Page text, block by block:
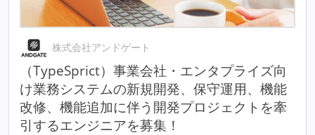
株式会社アンドゲート
（TypeSprict）事業会社・エンタプライズ向
け業務システムの新規開発、保守運用、機能
改修、機能追加に伴う開発プロジェクトを牽
引するエンジニアを募集！